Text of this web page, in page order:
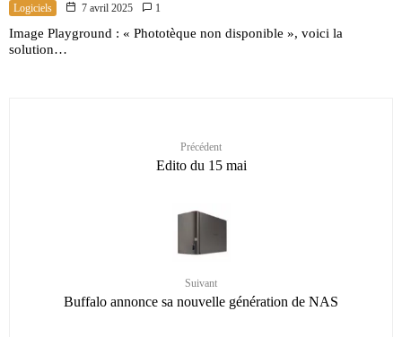
Logiciels 7 avril 2025 1
Image Playground : « Phototèque non disponible », voici la
solution…
Précédent
Edito du 15 mai
Suivant
Buffalo annonce sa nouvelle génération de NAS